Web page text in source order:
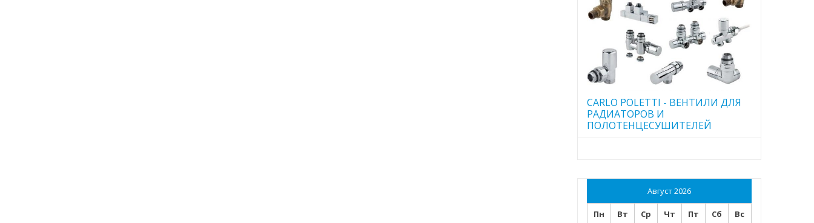
CARLO POLETTI - ВЕНТИЛИ ДЛЯ
РАДИАТОРОВ И
ПОЛОТЕНЦЕСУШИТЕЛЕЙ
Август 2026
Пн Вт Ср Чт Пт Сб Вс